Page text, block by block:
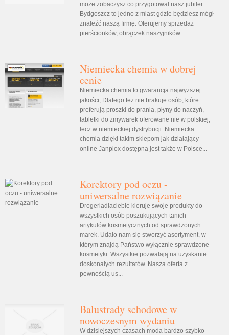
może zobaczysz co przygotował nasz jubiler.
Bydgoszcz to jedno z miast gdzie będziesz mógł
znaleźć naszą firmę. Oferujemy sprzedaż
pierścionków, obrączek naszyjników...
Niemiecka chemia w dobrej
cenie
Niemiecka chemia to gwarancja najwyższej
jakości, Dlatego też nie brakuje osób, które
preferują proszki do prania, płyny do naczyń,
tabletki do zmywarek oferowane nie w polskiej,
lecz w niemieckiej dystrybucji. Niemiecka
chemia dzięki takim sklepom jak działający
online Janpiox dostępna jest także w Polsce...
Korektory pod oczu -
uniwersalne rozwiązanie
Drogeriadlaciebie kieruje swoje produkty do
wszystkich osób poszukujących tanich
artykułów kosmetycznych od sprawdzonych
marek. Udało nam się stworzyć asortyment, w
którym znajdą Państwo wyłącznie sprawdzone
kosmetyki. Wszystkie pozwalają na uzyskanie
doskonałych rezultatów. Nasza oferta z
pewnością us...
Balustrady schodowe w
nowoczesnym wydaniu
W dzisiejszych czasach moda bardzo szybko